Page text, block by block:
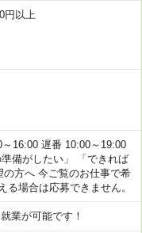
以上
16:00 遅番 10:00～19:00
備がしたい」 「できれば
方へ 今ご覧のお仕事で希
場合は応募できません。
業が可能です！